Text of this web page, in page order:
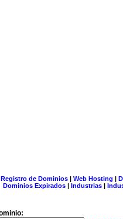
Registro de Dominios| Web Hosting |
Dominios Expirados | Industrias |